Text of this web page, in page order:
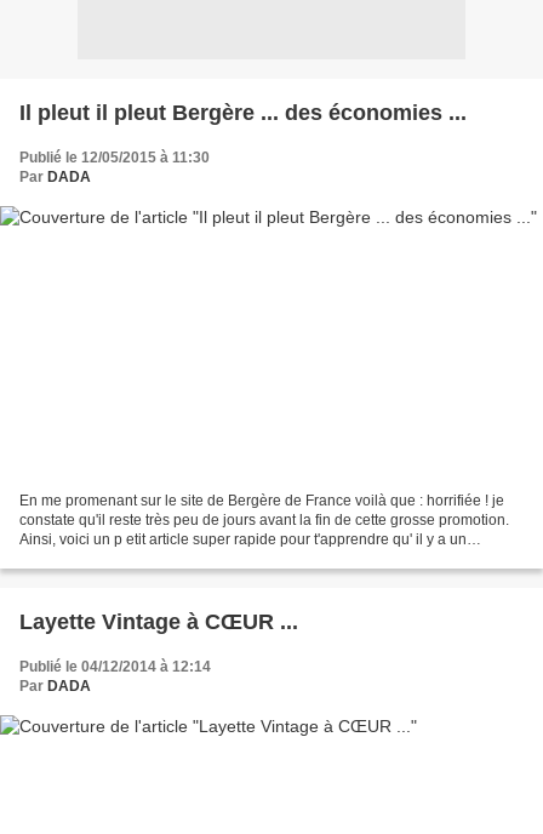
Il pleut il pleut Bergère ... des économies ...
Publié le 12/05/2015 à 11:30
Par DADA
En me promenant sur le site de Bergère de France voilà que : horrifiée ! je
constate qu'il reste très peu de jours avant la fin de cette grosse promotion.
Ainsi, voici un p etit article super rapide pour t'apprendre qu' il y a un
Layette Vintage à CŒUR ...
Publié le 04/12/2014 à 12:14
Par DADA